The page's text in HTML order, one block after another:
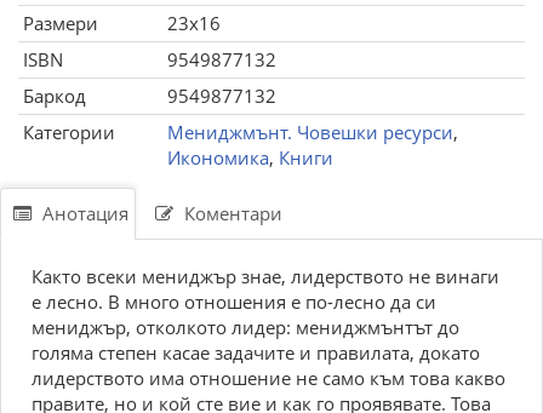
Размери
23x16
ISBN
9549877132
Баркод
9549877132
Категории
Мениджмънт. Човешки ресурси,
Икономика, Книги
Анотация Коментари
Както всеки мениджър знае, лидерството не винаги
е лесно. В много отношения е по-лесно да си
мениджър, отколкото лидер: мениджмънтът до
голяма степен касае задачите и правилата, докато
лидерството има отношение не само към това какво
правите, но и кой сте вие и как го проявявате. Това